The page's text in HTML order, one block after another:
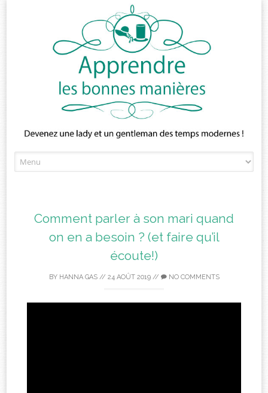
to
Comment parler à son mari quand
on en a besoin ? (et faire qu’il
écoute!)
BY HANNA GAS// 24 AOÛT 2019// NO COMMENTS